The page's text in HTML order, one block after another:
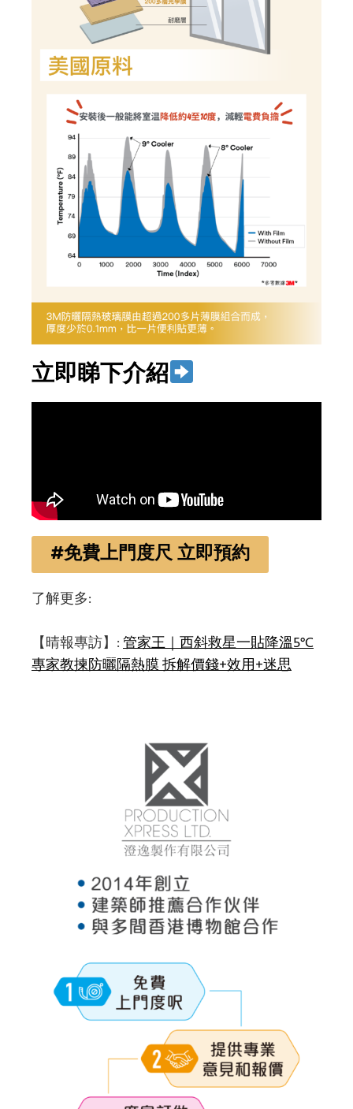
立即睇下介紹
#免費上門度尺 立即預約
了解更多:
【晴報專訪】:管家王｜西斜救星一貼降溫5°C
專家教揀防曬隔熱膜 拆解價錢+效用+迷思